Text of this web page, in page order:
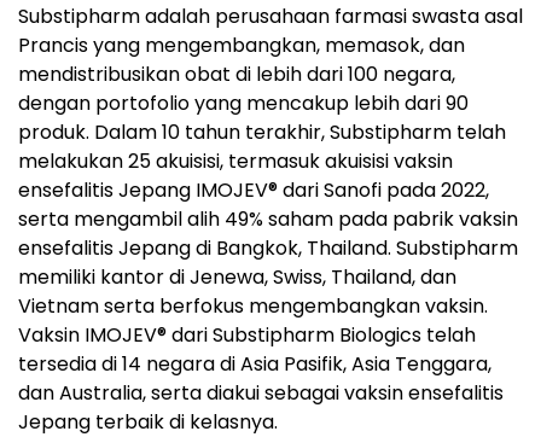
Substipharm adalah perusahaan farmasi swasta asal
Prancis yang mengembangkan, memasok, dan
mendistribusikan obat di lebih dari 100 negara,
dengan portofolio yang mencakup lebih dari 90
produk. Dalam 10 tahun terakhir, Substipharm telah
melakukan 25 akuisisi, termasuk akuisisi vaksin
ensefalitis Jepang IMOJEV® dari Sanofi pada 2022,
serta mengambil alih 49% saham pada pabrik vaksin
ensefalitis Jepang di Bangkok, Thailand. Substipharm
memiliki kantor di Jenewa, Swiss, Thailand, dan
Vietnam serta berfokus mengembangkan vaksin.
Vaksin IMOJEV® dari Substipharm Biologics telah
tersedia di 14 negara di Asia Pasifik, Asia Tenggara,
dan Australia, serta diakui sebagai vaksin ensefalitis
Jepang terbaik di kelasnya.